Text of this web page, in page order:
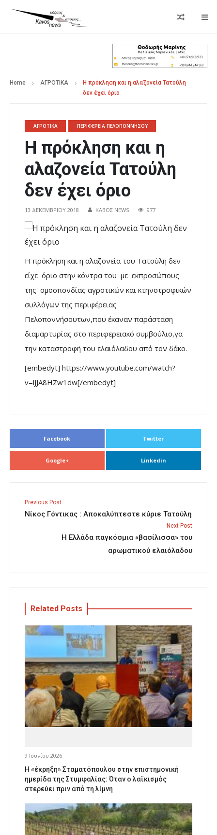
Home ΑΓΡΟΤΙΚΑ
Η πρόκληση και η αλαζονεία Τατούλη
δεν έχει όριο
ΑΓΡΟΤΙΚΑ ΠΕΡΙΦΕΡΕΙΑ ΠΕΛΟΠΟΝΝΗΣΟΥ
Η πρόκληση και η
αλαζονεία Τατούλη
δεν έχει όριο
13 ΔΕΚΕΜΒΡΊΟΥ 2018 ΚΑΒΟΣ NEWS 977
Η πρόκληση και η αλαζονεία του Τατούλη δεν
είχε όριο στην κόντρα του με εκπροσώπους
της ομοσπονδίας αγροτικών και κτηνοτροφικών
συλλόγων της περιφέρειας
Πελοποννήσουτων,που έκαναν παράσταση
διαμαρτυρίας στο περιφερειακό συμβούλιο,γα
την καταστροφή του ελαιόλαδου από τον δάκο.
[embedyt] https://www.youtube.com/watch?
v=lJJA8HZw1dw[/embedyt]
Facebook Twitter
Google+ Linkedin
Previous Post
Νίκος Γόντικας : Αποκαλύπτεστε κύριε Τατούλη
Next Post
Η Ελλάδα παγκόσμια «βασίλισσα» του
αρωματικού ελαιόλαδου
Related Posts
9 Ιουνίου 2026
Η «έκρηξη» Σταματόπουλου στην επιστημονική
ημερίδα της Στυμφαλίας: Όταν ο λαϊκισμός
στερεύει πριν από τη λίμνη